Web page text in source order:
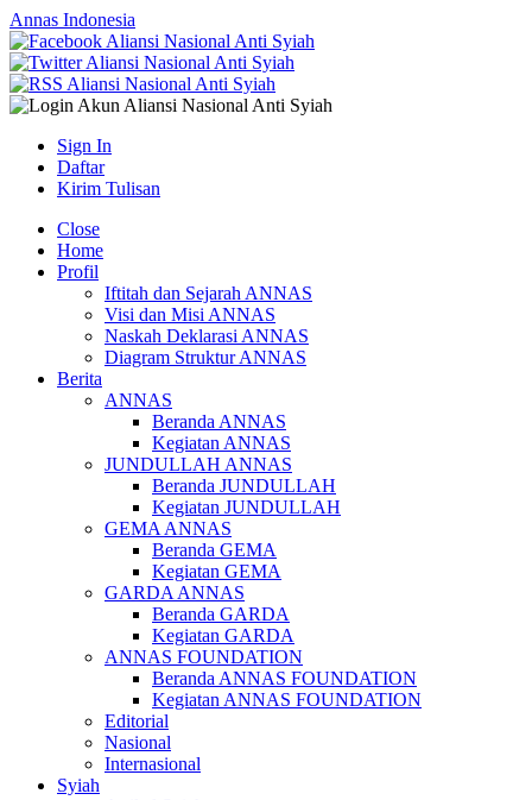
Annas Indonesia
Sign In
Daftar
Kirim Tulisan
Close
Home
Profil
Iftitah dan Sejarah ANNAS
Visi dan Misi ANNAS
Naskah Deklarasi ANNAS
Diagram Struktur ANNAS
Berita
ANNAS
Beranda ANNAS
Kegiatan ANNAS
JUNDULLAH ANNAS
Beranda JUNDULLAH
Kegiatan JUNDULLAH
GEMA ANNAS
Beranda GEMA
Kegiatan GEMA
GARDA ANNAS
Beranda GARDA
Kegiatan GARDA
ANNAS FOUNDATION
Beranda ANNAS FOUNDATION
Kegiatan ANNAS FOUNDATION
Editorial
Nasional
Internasional
Syiah